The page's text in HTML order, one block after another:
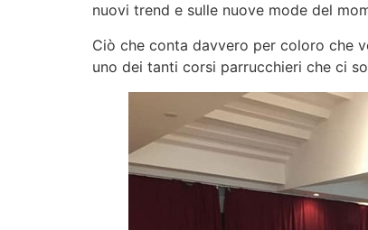
nuovi trend e sulle nuove mode del
Ciò che conta davvero per coloro che
uno dei tanti corsi parrucchieri che ci